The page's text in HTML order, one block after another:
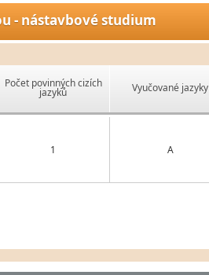
- nástavbové studium
Počet povinných cizích
jazyků Vyučované jazyky
1 A